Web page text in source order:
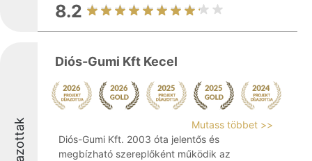
8.2
Díjazottak
Diós-Gumi Kft Kecel
Mutass többet >>
Diós-Gumi Kft. 2003 óta jelentős és
megbízható szereplőként működik az